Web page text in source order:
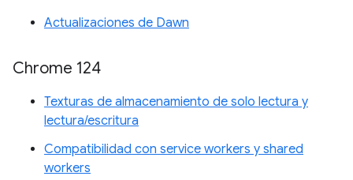
Actualizaciones de Dawn
Chrome 124
Texturas de almacenamiento de solo lectura y
lectura/escritura
Compatibilidad con service workers y shared
workers